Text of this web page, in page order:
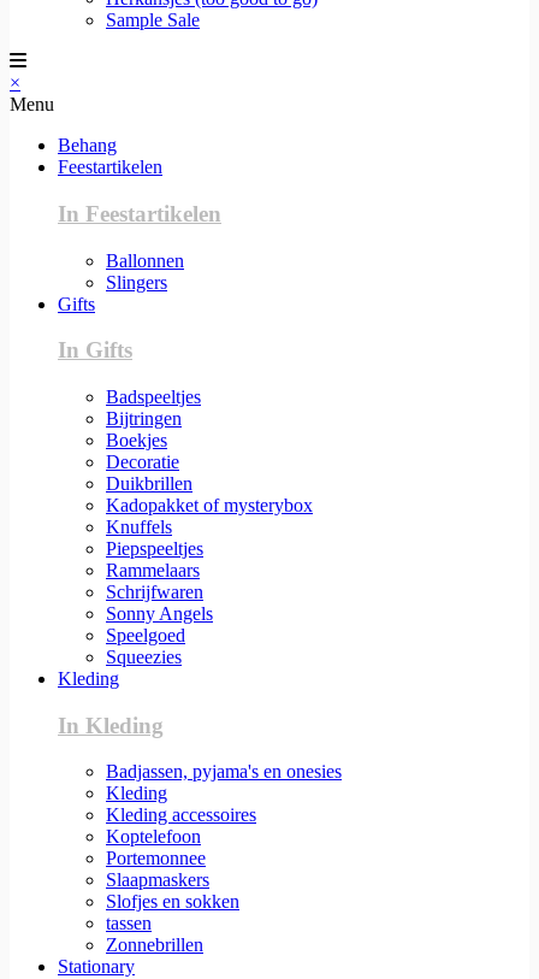
Sample Sale
×
Menu
Behang
Feestartikelen
In Feestartikelen
Ballonnen
Slingers
Gifts
In Gifts
Badspeeltjes
Bijtringen
Boekjes
Decoratie
Duikbrillen
Kadopakket of mysterybox
Knuffels
Piepspeeltjes
Rammelaars
Schrijfwaren
Sonny Angels
Speelgoed
Squeezies
Kleding
In Kleding
Badjassen, pyjama's en onesies
Kleding
Kleding accessoires
Koptelefoon
Portemonnee
Slaapmaskers
Slofjes en sokken
tassen
Zonnebrillen
Stationary